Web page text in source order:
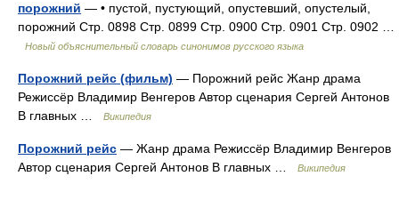
порожний — • пустой, пустующий, опустевший, опустелый,
порожний Стр. 0898 Стр. 0899 Стр. 0900 Стр. 0901 Стр. 0902 …
Новый объяснительный словарь синонимов русского языка
Порожний рейс (фильм) — Порожний рейс Жанр драма
Режиссёр Владимир Венгеров Автор сценария Сергей Антонов
В главных …
Википедия
Порожний рейс — Жанр драма Режиссёр Владимир Венгеров
Автор сценария Сергей Антонов В главных …
Википедия